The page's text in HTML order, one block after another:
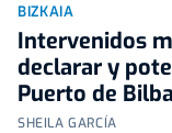
BIZKAIA
Intervenidos
declarar y
Puerto de
SHEILA GARCÍA